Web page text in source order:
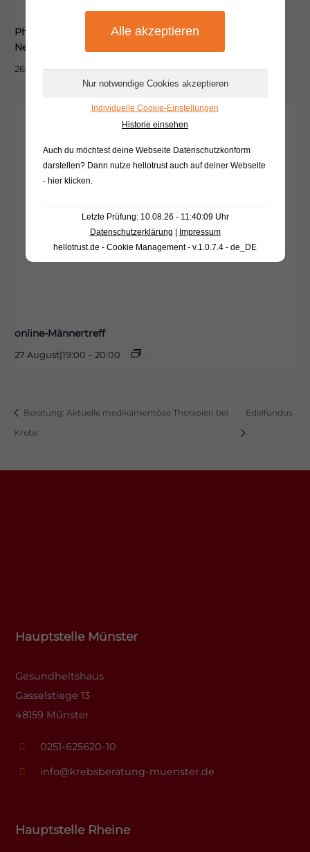
Pharmazeutische Beratung zum
Nebenwirkungsmanagement
26 August|15:00 - 18:00
online-Männertreff
27 August|19:00 - 20:00
Beratung: Aktuelle medikamentöse Therapien bei
Krebs
Edelfundus
Hauptstelle Münster
Gesundheitshaus
Gasselstiege 13
48159 Münster
0251-625620-10
info@krebsberatung-muenster.de
Hauptstelle Rheine
Individuelle Cookie-Einstellungen
Historie einsehen
Auch du möchtest deine Webseite Datenschutzkonform
darstellen? Dann nutze hellotrust auch auf deiner Webseite
- hier klicken.
Letzte Prüfung: 10.08.26 - 11:40:09 Uhr
Datenschutzerklärung | Impressum
hellotrust.de - Cookie Management - v.1.0.7.4 - de_DE